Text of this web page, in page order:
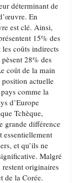
déterminant de
En
est clé. Ainsi,
15% des
coûts indirects
28% des
coût de la main
position actuelle
comme la
d’Europe
Tchèque,
grande différence
essentiellement
et qu’ils ne
Malgré
restent originaires
de la Corée.